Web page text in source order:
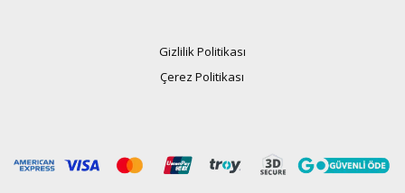
Gizlilik Politikası
Çerez Politikası